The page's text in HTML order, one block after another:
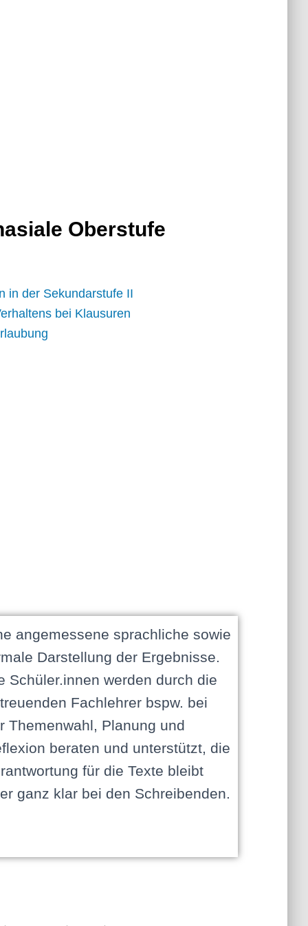
Oberstufe
in der Sekundarstufe II
bei Klausuren
ganz klar bei den Schreibenden.